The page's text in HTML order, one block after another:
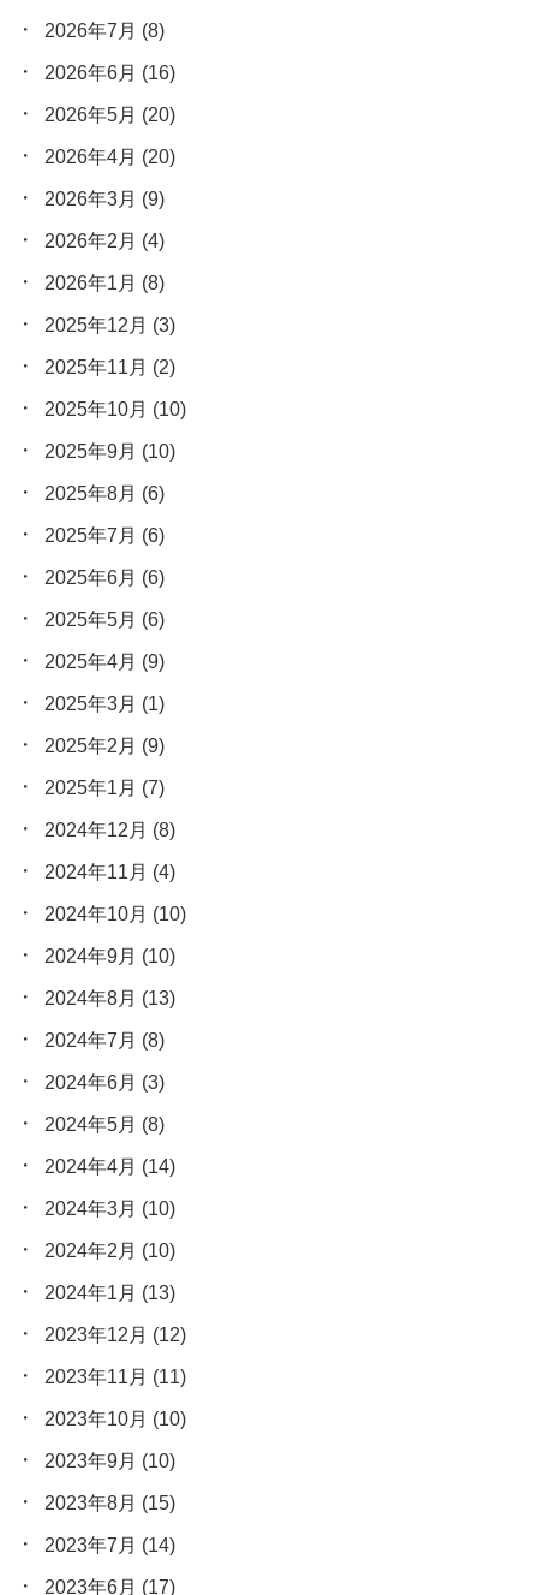
2026年7月 (8)
2026年6月 (16)
2026年5月 (20)
2026年4月 (20)
2026年3月 (9)
2026年2月 (4)
2026年1月 (8)
2025年12月 (3)
2025年11月 (2)
2025年10月 (10)
2025年9月 (10)
2025年8月 (6)
2025年7月 (6)
2025年6月 (6)
2025年5月 (6)
2025年4月 (9)
2025年3月 (1)
2025年2月 (9)
2025年1月 (7)
2024年12月 (8)
2024年11月 (4)
2024年10月 (10)
2024年9月 (10)
2024年8月 (13)
2024年7月 (8)
2024年6月 (3)
2024年5月 (8)
2024年4月 (14)
2024年3月 (10)
2024年2月 (10)
2024年1月 (13)
2023年12月 (12)
2023年11月 (11)
2023年10月 (10)
2023年9月 (10)
2023年8月 (15)
2023年7月 (14)
2023年6月 (17)